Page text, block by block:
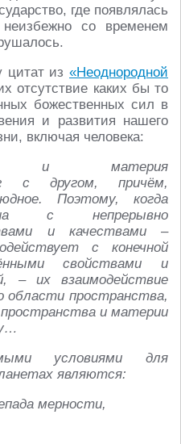
где появлялась
со временем
цитат из «Неоднородной
отсутствие каких бы то
божественных сил в
и развития нашего
включая человека:
и материя
с другом, причём,
Поэтому, когда
с непрерывно
и качествами –
с конечной
свойствами и
– их взаимодействие
области пространства,
и материи
условиями для
являются:
мерности,